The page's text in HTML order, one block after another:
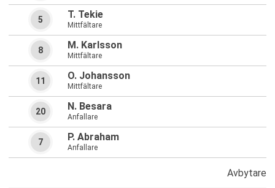
T. Tekie
Mittfältare
5
M. Karlsson
Mittfältare
8
O. Johansson
Mittfältare
11
N. Besara
Anfallare
20
P. Abraham
Anfallare
7
Avbytare